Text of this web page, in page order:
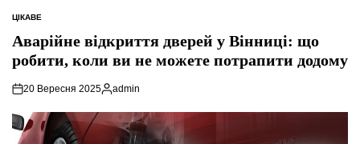
ОПУБЛІКУВАТИ
ЦІКАВЕ
Аварійне відкриття дверей у Вінниці: що
робити, коли ви не можете потрапити додому
20 Вересня 2025
Опубліковано
admin